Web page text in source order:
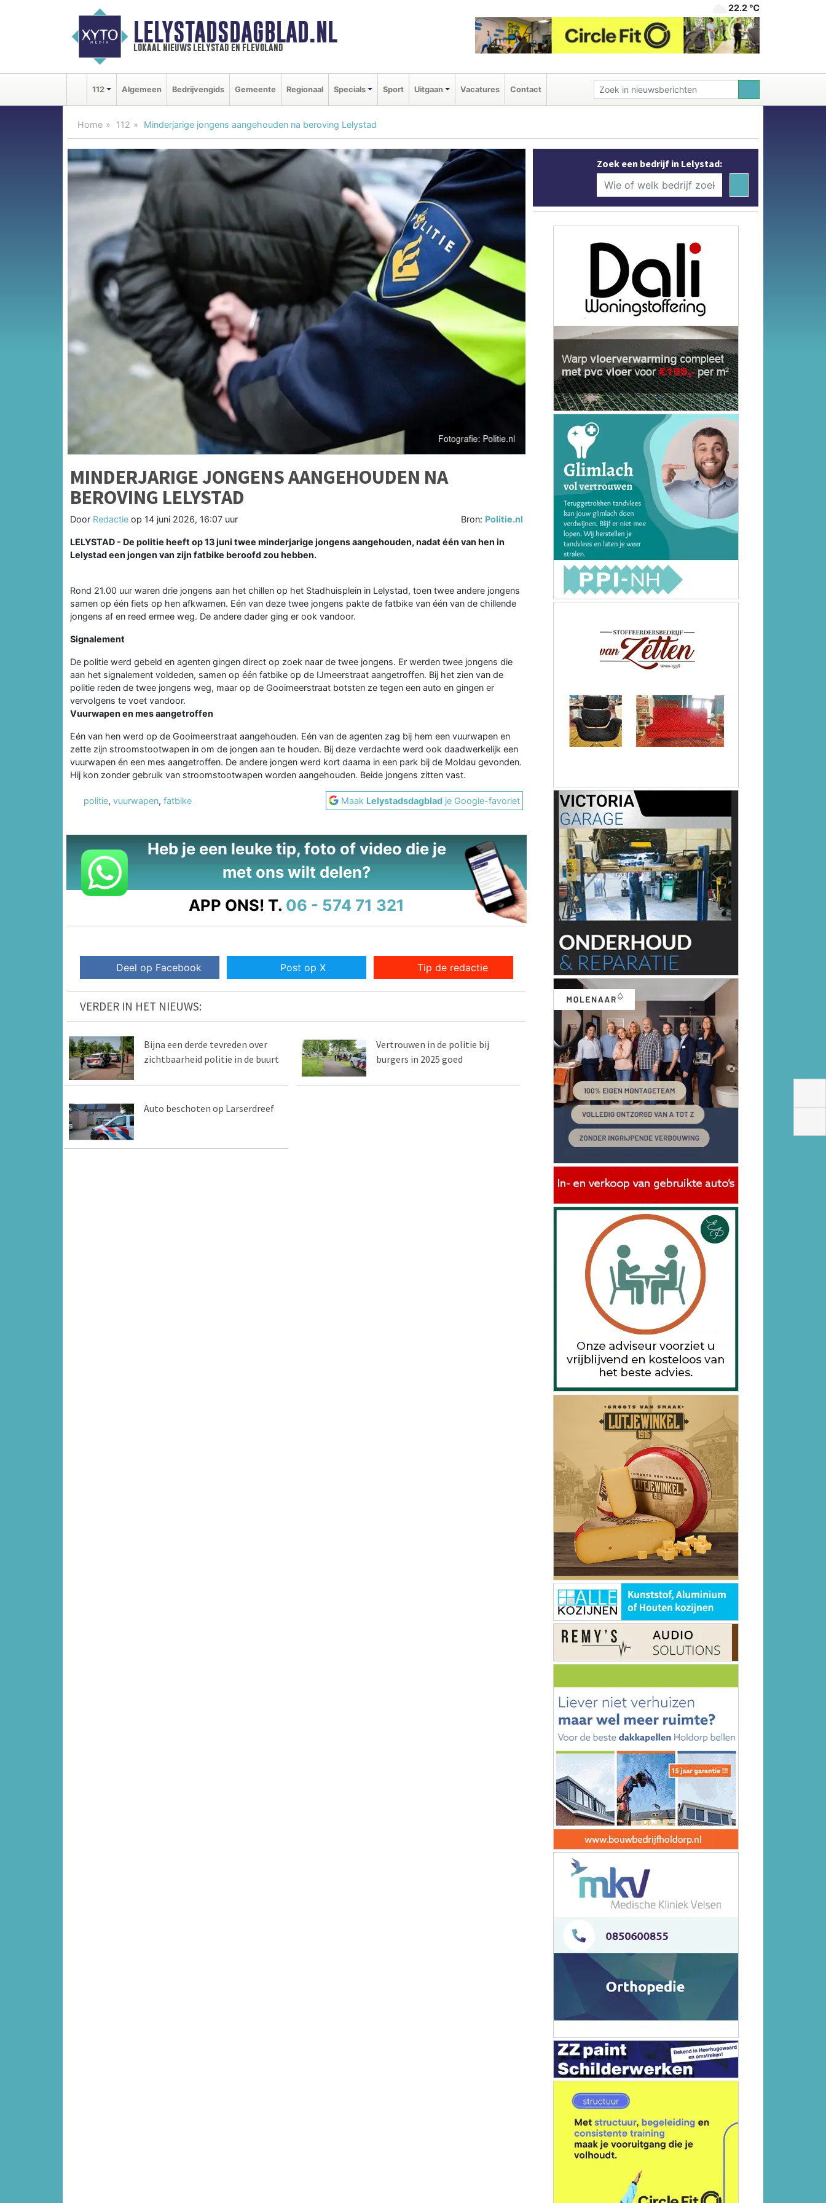
LELYSTADSDAGBLAD.NL
lokaal nieuws lelystad en flevoland
22.2 ℃
112 Algemeen Bedrijvengids Gemeente Regionaal Specials Sport Uitgaan Vacatures Contact
Home 112 Minderjarige jongens aangehouden na beroving Lelystad
MINDERJARIGE JONGENS AANGEHOUDEN NA
BEROVING LELYSTAD
Door Redactie op 14 juni 2026, 16:07 uur Bron: Politie.nl
LELYSTAD - De politie heeft op 13 juni twee minderjarige jongens aangehouden, nadat één van hen in
Lelystad een jongen van zijn fatbike beroofd zou hebben.
Rond 21.00 uur waren drie jongens aan het chillen op het Stadhuisplein in Lelystad, toen twee andere jongens
samen op één fiets op hen afkwamen. Eén van deze twee jongens pakte de fatbike van één van de chillende
jongens af en reed ermee weg. De andere dader ging er ook vandoor.
Signalement
De politie werd gebeld en agenten gingen direct op zoek naar de twee jongens. Er werden twee jongens die
aan het signalement voldeden, samen op één fatbike op de IJmeerstraat aangetroffen. Bij het zien van de
politie reden de twee jongens weg, maar op de Gooimeerstraat botsten ze tegen een auto en gingen er
vervolgens te voet vandoor.
Vuurwapen en mes aangetroffen
Eén van hen werd op de Gooimeerstraat aangehouden. Eén van de agenten zag bij hem een vuurwapen en
zette zijn stroomstootwapen in om de jongen aan te houden. Bij deze verdachte werd ook daadwerkelijk een
vuurwapen én een mes aangetroffen. De andere jongen werd kort daarna in een park bij de Moldau gevonden.
Hij kon zonder gebruik van stroomstootwapen worden aangehouden. Beide jongens zitten vast.
politie, vuurwapen, fatbike Maak Lelystadsdagblad je Google-favoriet
Heb je een leuke tip, foto of video die je
met ons wilt delen?
APP ONS! T. 06 - 574 71 321
Deel op Facebook Post op X Tip de redactie
VERDER IN HET NIEUWS:
Bijna een derde tevreden over
zichtbaarheid politie in de buurt
Vertrouwen in de politie bij
burgers in 2025 goed
Auto beschoten op Larserdreef
Zoek een bedrijf in Lelystad: